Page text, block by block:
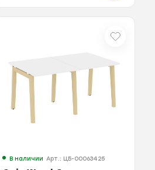
В наличии Арт.: ЦБ-00063425